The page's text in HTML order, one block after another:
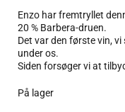
Enzo har fremtryllet
20 % Barbera-druen.
Det var den første vin,
under os.
Siden forsøger vi at
På lager